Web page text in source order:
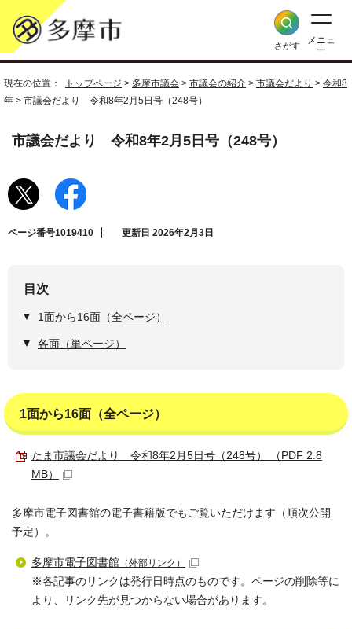
さがす
メニュ
ー
現在の位置： トップページ > 多摩市議会 > 市議会の紹介 > 市議会だより > 令和8
年 > 市議会だより 令和8年2月5日号（248号）
市議会だより 令和8年2月5日号（248号）
ページ番号1019410 更新日 2026年2月3日
目次
1面から16面（全ページ）
各面（単ページ）
1面から16面（全ページ）
たま市議会だより 令和8年2月5日号（248号） （PDF 2.8
MB）
多摩市電子図書館の電子書籍版でもご覧いただけます（順次公開
予定）。
多摩市電子図書館 （外部リンク）
※各記事のリンクは発行日時点のものです。ページの削除等に
より、リンク先が見つからない場合があります。